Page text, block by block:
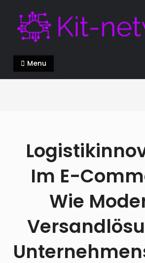
content
Kit-network.de
alles über die Innovation in der
Menu
Im E-
Wie